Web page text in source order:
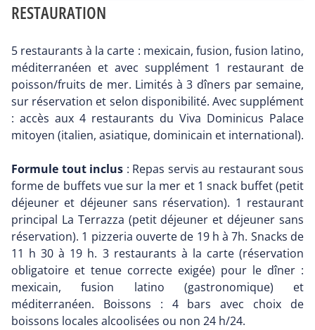
RESTAURATION
5 restaurants à la carte : mexicain, fusion, fusion latino,
méditerranéen et avec supplément 1 restaurant de
poisson/fruits de mer. Limités à 3 dîners par semaine,
sur réservation et selon disponibilité. Avec supplément
: accès aux 4 restaurants du Viva Dominicus Palace
mitoyen (italien, asiatique, dominicain et international).
Formule tout inclus : Repas servis au restaurant sous
forme de buffets vue sur la mer et 1 snack buffet (petit
déjeuner et déjeuner sans réservation). 1 restaurant
principal La Terrazza (petit déjeuner et déjeuner sans
réservation). 1 pizzeria ouverte de 19 h à 7h. Snacks de
11 h 30 à 19 h. 3 restaurants à la carte (réservation
obligatoire et tenue correcte exigée) pour le dîner :
mexicain, fusion latino (gastronomique) et
méditerranéen. Boissons : 4 bars avec choix de
boissons locales alcoolisées ou non 24 h/24.